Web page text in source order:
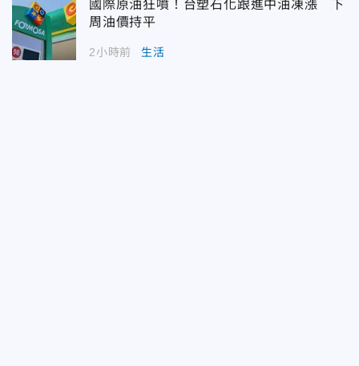
國際原油狂噴！台塑石化跟進中油凍漲 下
周油價持平
2小時前 生活